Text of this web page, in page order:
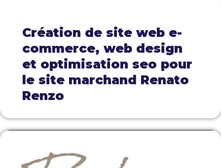
Création de site web e-
commerce, web design
et optimisation seo pour
le site marchand Renato
Renzo